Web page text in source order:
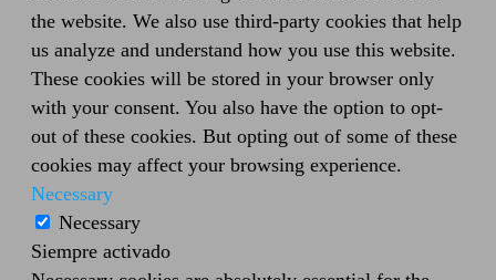
the website. We also use third-party cookies that help
us analyze and understand how you use this website.
These cookies will be stored in your browser only
with your consent. You also have the option to opt-
out of these cookies. But opting out of some of these
cookies may affect your browsing experience.
Necessary
Necessary
Siempre activado